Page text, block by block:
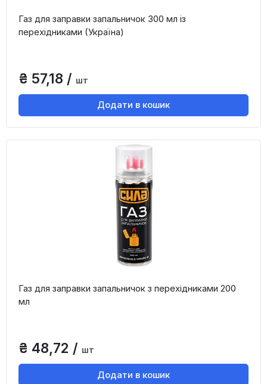
Газ для заправки запальничок 300 мл із
перехідниками (Україна)
₴ 57,18 / шт
Додати в кошик
Газ для заправки запальничок з перехідниками 200
мл
₴ 48,72 / шт
Додати в кошик